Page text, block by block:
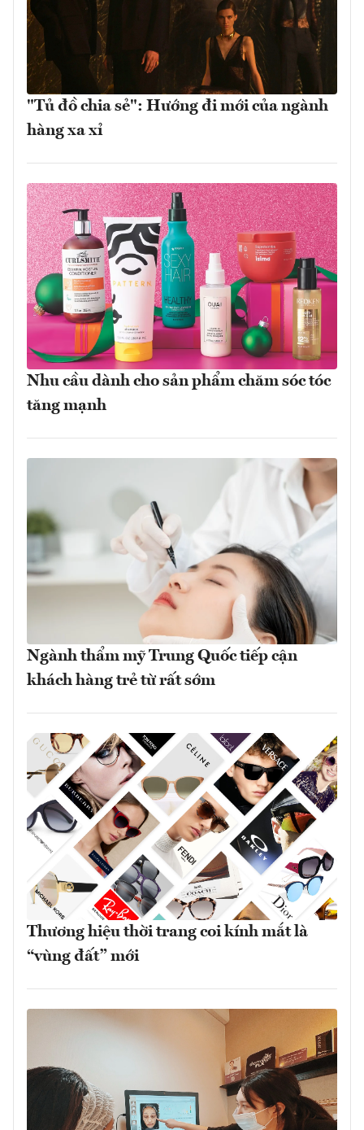
"Tủ đồ chia sẻ": Hướng đi mới của ngành
hàng xa xỉ
Nhu cầu dành cho sản phẩm chăm sóc tóc
tăng mạnh
Ngành thẩm mỹ Trung Quốc tiếp cận
khách hàng trẻ từ rất sớm
Thương hiệu thời trang coi kính mắt là
“vùng đất” mới